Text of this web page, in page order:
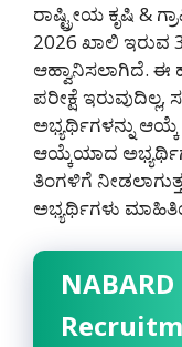
ರಾಷ್ಟ್ರೀಯ ಕೃಷಿ &
2026 ಖಾಲಿ ಇರುವ
ಆಹ್ವಾನಿಸಲಾಗಿದೆ. ಈ
ಪರೀಕ್ಷೆ
ಅಭ್ಯರ್ಥಿಗಳನ್ನು ಆಯ್ಕೆ
ಆಯ್ಕೆಯಾದ
ತಿಂಗಳಿಗೆ
ಅಭ್ಯರ್ಥಿಗಳು